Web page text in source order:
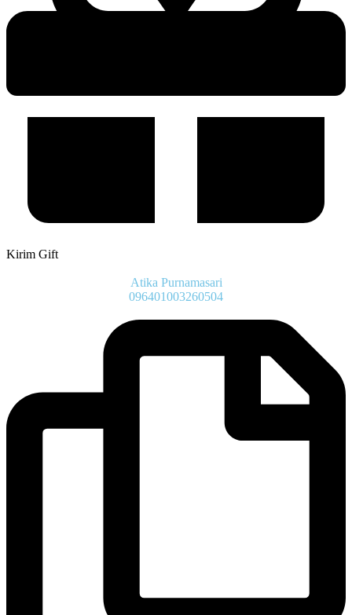
Kirim Gift
Atika Purnamasari
096401003260504